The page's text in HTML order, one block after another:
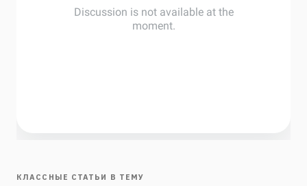
КЛАССНЫЕ СТАТЬИ В ТЕМУ